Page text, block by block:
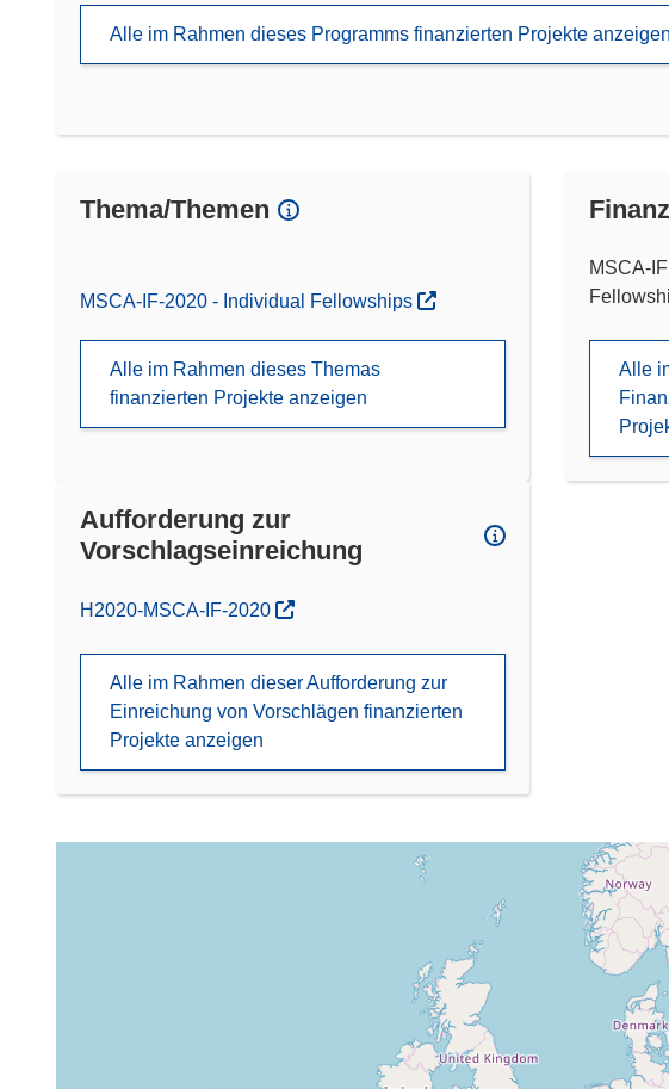
Alle im Rahmen dieses Programms finanzierten Projekte anzeigen
Thema/Themen
MSCA-IF-2020 - Individual Fellowships
Alle im Rahmen dieses Themas
finanzierten Projekte anzeigen
MSCA-
Alle
Aufforderung zur
Vorschlagseinreichung
(öffnet in neuem Fenster)
H2020-MSCA-IF-2020
Alle im Rahmen dieser Aufforderung zur
Einreichung von Vorschlägen finanzierten
Projekte anzeigen